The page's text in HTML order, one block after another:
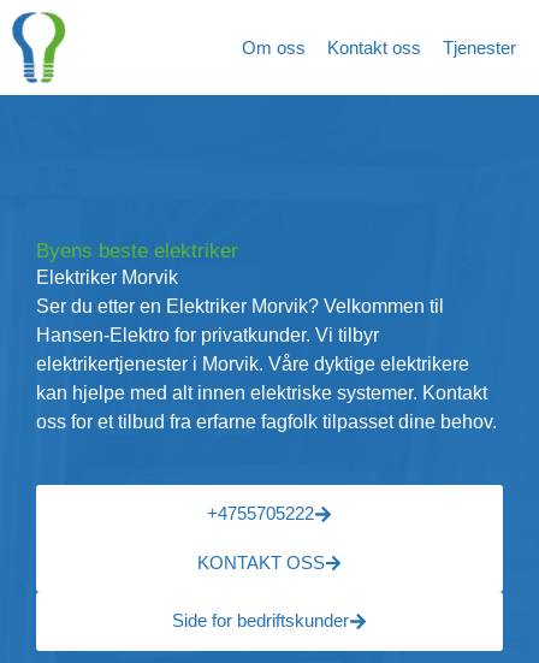
Hopp
rett
innholdet
Om oss Kontakt oss Tjenester
Byens beste elektriker
Elektriker Morvik
Ser du etter en Elektriker Morvik? Velkommen til
Hansen-Elektro for privatkunder. Vi tilbyr
elektrikertjenester i Morvik. Våre dyktige elektrikere
kan hjelpe med alt innen elektriske systemer. Kontakt
oss for et tilbud fra erfarne fagfolk tilpasset dine behov.
+4755705222
KONTAKT OSS
Side for bedriftskunder